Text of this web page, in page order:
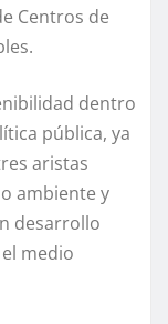
Centros de
dentro
pública, ya
aristas
ambiente y
desarrollo
medio